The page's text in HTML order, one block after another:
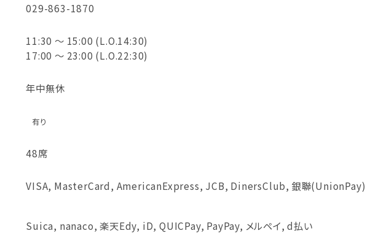
029-863-1870
11:30 ～ 15:00 (L.O.14:30)
17:00 ～ 23:00 (L.O.22:30)
年中無休
有り
48席
VISA, MasterCard, AmericanExpress, JCB, DinersClub, 銀聯(UnionPay)
Suica, nanaco, 楽天Edy, iD, QUICPay, PayPay, メルペイ, d払い